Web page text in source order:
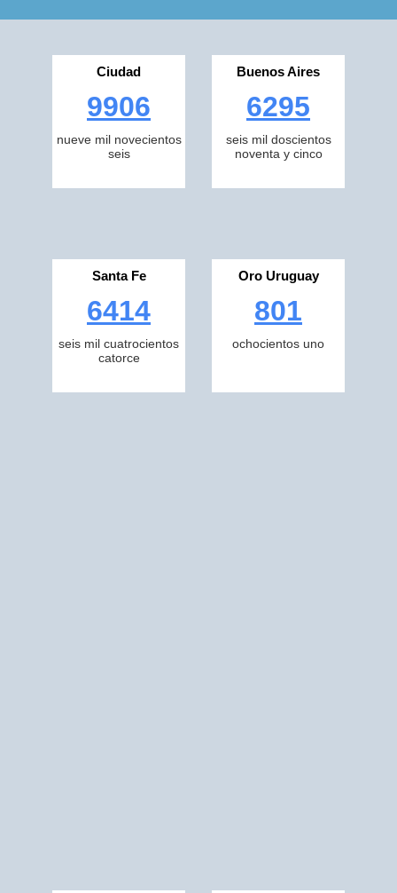
Ciudad
9906
nueve mil novecientos
seis
Buenos Aires
6295
seis mil doscientos
noventa y cinco
Santa Fe
6414
seis mil cuatrocientos
catorce
Oro Uruguay
801
ochocientos uno